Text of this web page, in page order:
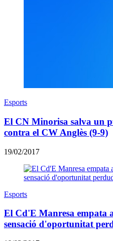
Esports
El CN Minorisa salva un
contra el CW Anglès (9-9)
19/02/2017
Esports
El Cd'E Manresa empata
sensació d'oportunitat